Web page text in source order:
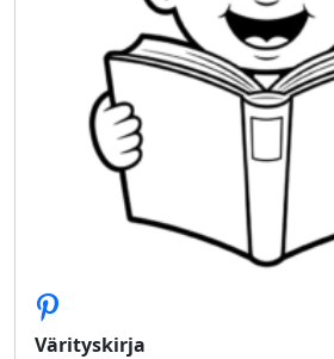
Värityskirja